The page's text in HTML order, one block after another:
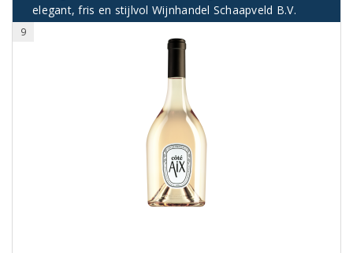
elegant, fris en stijlvol Wijnhandel Schaapveld B.V.
9